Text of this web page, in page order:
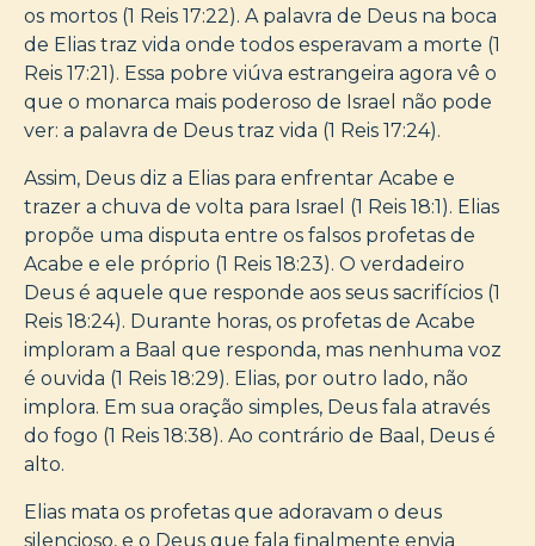
os mortos (1 Reis 17:22). A palavra de Deus na boca
de Elias traz vida onde todos esperavam a morte (1
Reis 17:21). Essa pobre viúva estrangeira agora vê o
que o monarca mais poderoso de Israel não pode
ver: a palavra de Deus traz vida (1 Reis 17:24).
Assim, Deus diz a Elias para enfrentar Acabe e
trazer a chuva de volta para Israel (1 Reis 18:1). Elias
propõe uma disputa entre os falsos profetas de
Acabe e ele próprio (1 Reis 18:23). O verdadeiro
Deus é aquele que responde aos seus sacrifícios (1
Reis 18:24). Durante horas, os profetas de Acabe
imploram a Baal que responda, mas nenhuma voz
é ouvida (1 Reis 18:29). Elias, por outro lado, não
implora. Em sua oração simples, Deus fala através
do fogo (1 Reis 18:38). Ao contrário de Baal, Deus é
alto.
Elias mata os profetas que adoravam o deus
silencioso, e o Deus que fala finalmente envia